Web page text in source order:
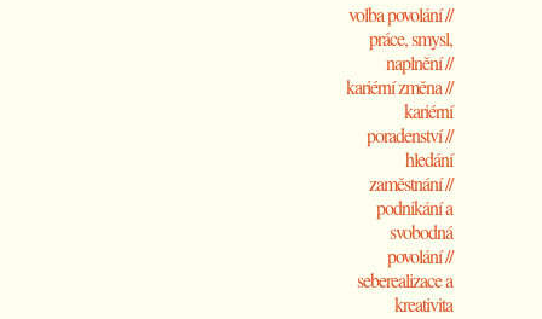
volba povolání //
práce, smysl,
naplnění //
kariérní změna //
kariérní
poradenství //
hledání
zaměstnání //
podnikání a
svobodná
povolání //
seberealizace a
kreativita